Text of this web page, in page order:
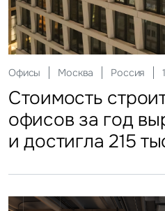
Офисы Москва Россия
Стоимость
офисов за год
и достигла 215
Склады Москва Россия
Стоимость
складских
остановила рост
Ритейл Москва Россия
Более трети
еженедельно
еду
Гостиницы Москва Россия
Столичные отели
доступнее
Инвестиции Москва
ЗПИФы
замедлили темп